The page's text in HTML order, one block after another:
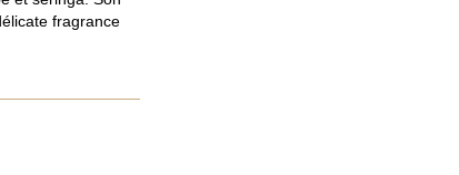
fragrance